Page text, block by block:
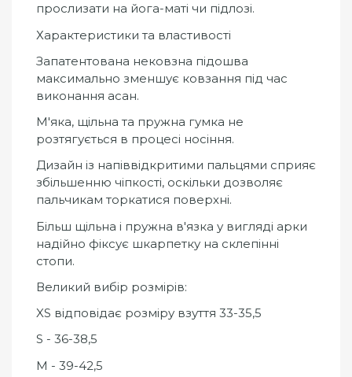
прослизати на йога-маті чи підлозі.
Характеристики та властивості
Запатентована нековзна підошва
максимально зменшує ковзання під час
виконання асан.
М'яка, щільна та пружна гумка не
розтягується в процесі носіння.
Дизайн із напіввідкритими пальцями сприяє
збільшенню чіпкості, оскільки дозволяє
пальчикам торкатися поверхні.
Більш щільна і пружна в'язка у вигляді арки
надійно фіксує шкарпетку на склепінні
стопи.
Великий вибір розмірів:
XS відповідає розміру взуття 33-35,5
S - 36-38,5
M - 39-42,5